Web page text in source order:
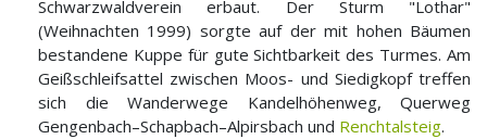
Schwarzwaldverein erbaut. Der Sturm "Lothar"
(Weihnachten 1999) sorgte auf der mit hohen Bäumen
bestandene Kuppe für gute Sichtbarkeit des Turmes. Am
Geißschleifsattel zwischen Moos- und Siedigkopf treffen
sich die Wanderwege Kandelhöhenweg, Querweg
Gengenbach–Schapbach–Alpirsbach und Renchtalsteig.